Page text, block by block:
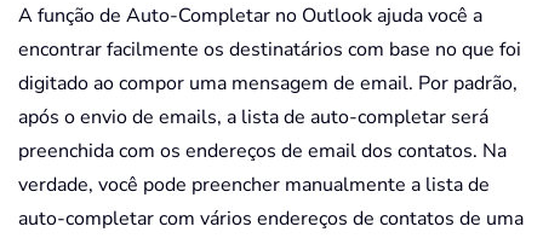
A função de Auto-Completar no Outlook ajuda você a
encontrar facilmente os destinatários com base no que foi
digitado ao compor uma mensagem de email. Por padrão,
após o envio de emails, a lista de auto-completar será
preenchida com os endereços de email dos contatos. Na
verdade, você pode preencher manualmente a lista de
auto-completar com vários endereços de contatos de uma